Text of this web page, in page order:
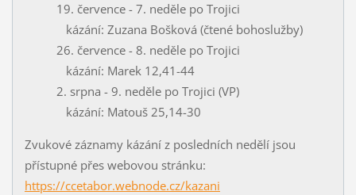
19. července - 7. neděle po Trojici
kázání: Zuzana Bošková (čtené bohoslužby)
26. července - 8. neděle po Trojici
kázání: Marek 12,41-44
2. srpna - 9. neděle po Trojici (VP)
kázání: Matouš 25,14-30
Zvukové záznamy kázání z posledních nedělí jsou
přístupné přes webovou stránku:
https://ccetabor.webnode.cz/kazani